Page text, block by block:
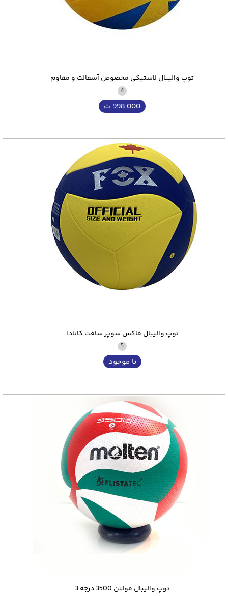
توپ والیبال لاستیکی مخصوص آسفالت و مقاوم
4
998,000 ت
توپ والیبال فاکس سوپر سافت کانادا
5
نا موجود
توپ والیبال مولتن 3500 درجه 3